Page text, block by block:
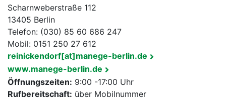
Scharnweberstraße 112
13405 Berlin
Telefon: (030) 85 60 686 247
Mobil: 0151 250 27 612
reinickendorf[at]manege-berlin.de
www.manege-berlin.de
Öffnungszeiten: 9:00 -17:00 Uhr
Rufbereitschaft: über Mobilnummer